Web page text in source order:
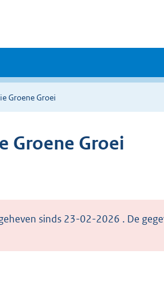
Groene Groei
Groene Groei
sinds 23-02-2026 . De